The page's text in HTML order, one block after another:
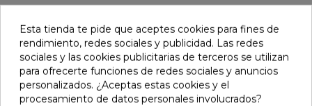
Mango de ducha fabricado en latón y acabado oro brillo.
Recubrimiento níquel-cromo resistente al ensayo de
niebla salina según UNE-EN 248. Presión recomendada: 1
a 5 bar. Sistema antical. Evita obstrucciones y rápida
limpieza.
Esta tienda te pide que aceptes cookies para fines de
rendimiento, redes sociales y publicidad. Las redes
sociales y las cookies publicitarias de terceros se utilizan
para ofrecerte funciones de redes sociales y anuncios
personalizados. ¿Aceptas estas cookies y el
procesamiento de datos personales involucrados?